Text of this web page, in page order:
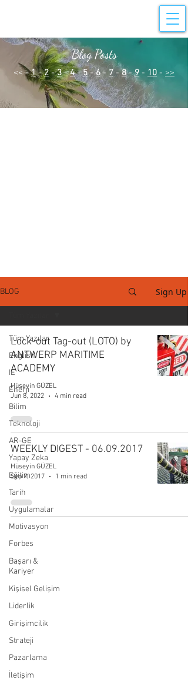
Blog Posts
<< - 1 - 2-3 -4 -5-6- 7 -8 - 9 - 10 - >>
BLOG Sign Up
Tüm Yazılar
English
IE
Enerji
Bilim
Teknoloji
AR-GE
Yapay Zeka
Eğitim
Tarih
Uygulamalar
Motivasyon
Forbes
Başarı &
Kariyer
Kişisel Gelişim
Liderlik
Girişimcilik
Strateji
Pazarlama
İletişim
Lock-out Tag-out (LOTO) by
ANTWERP MARITIME
ACADEMY
Hüseyin GÜZEL
Jun 8, 2022
4 min read
WEEKLY DIGEST - 06.09.2017
Hüseyin GÜZEL
Sep 7, 2017
1 min read